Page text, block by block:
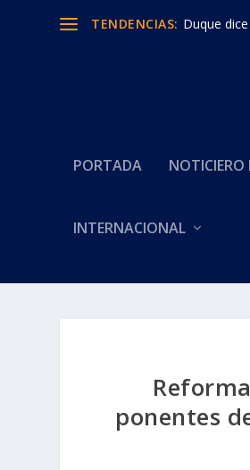
TENDENCIAS: Duque
PORTADA
INTERNACIONAL
ponentes